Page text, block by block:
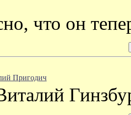
что он
Пригодич